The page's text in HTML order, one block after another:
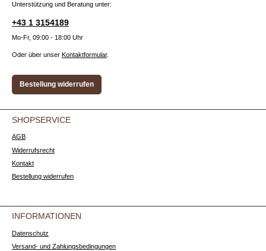
Unterstützung und Beratung unter:
+43 1 3154189
Mo-Fr, 09:00 - 18:00 Uhr
Oder über unser Kontaktformular.
Bestellung widerrufen
SHOPSERVICE
AGB
Widerrufsrecht
Kontakt
Bestellung widerrufen
INFORMATIONEN
Datenschutz
Versand- und Zahlungsbedingungen